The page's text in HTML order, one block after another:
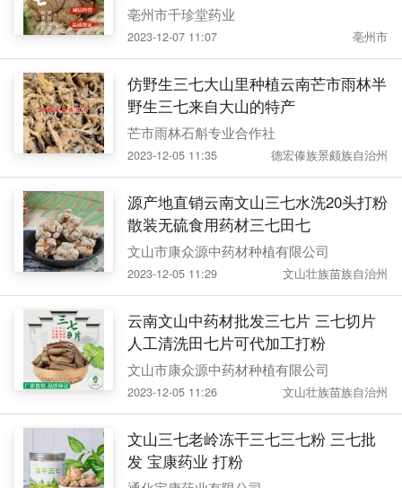
亳州市千珍堂药业
2023-12-07 11:07 亳州市
仿野生三七大山里种植云南芒市雨林半
野生三七来自大山的特产
芒市雨林石斛专业合作社
2023-12-05 11:35 德宏傣族景颇族自治州
源产地直销云南文山三七水洗20头打粉
散装无硫食用药材三七田七
文山市康众源中药材种植有限公司
2023-12-05 11:29 文山壮族苗族自治州
云南文山中药材批发三七片 三七切片
人工清洗田七片可代加工打粉
文山市康众源中药材种植有限公司
2023-12-05 11:26 文山壮族苗族自治州
文山三七老岭冻干三七三七粉 三七批
发 宝康药业 打粉